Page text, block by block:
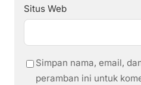
Situs Web
Simpan nama, email,
peramban ini untuk